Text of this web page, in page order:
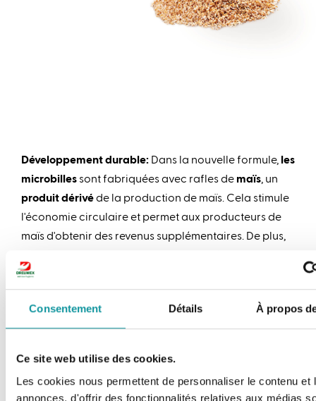
Consentement Détails À propos
Ce site web utilise des cookies.
Les cookies nous permettent de personnaliser le contenu et
annonces, d'offrir des fonctionnalités relatives aux médias
Développement durable: Dans la nouvelle formule, les
microbilles sont fabriquées avec rafles de maïs , un
produit dérivéde la production de maïs. Cela stimule
l'économie circulaire et permet aux producteurs de
maïs d'obtenir des revenus supplémentaires. De plus,
d'origine naturelle
modifié. Tous les ingrédients proviennentd'Europe.
La formule améliorée de Dreumex Special est
améliorée sont facilement reconnaissables à